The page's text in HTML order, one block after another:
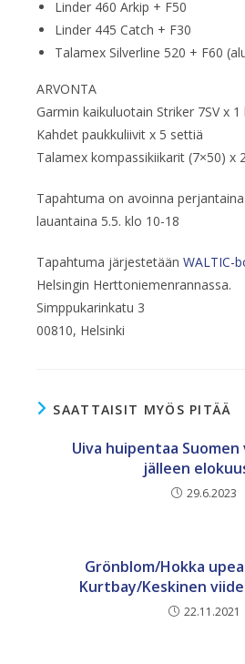
Linder 460 Arkip + F50
Linder 445 Catch + F30
Talamex Silverline 520 + F60
ARVONTA
Garmin kaikuluotain Striker 7SV x 1
Kahdet paukkuliivit x 5 settiä
Talamex kompassikiikarit (7×50) x
Tapahtuma on avoinna
lauantaina 5.5. klo 10-18
Tapahtuma järjestetään WALTIC-
Helsingin Herttoniemenrannassa.
Simppukarinkatu 3
00810, Helsinki
SAATTAISIT MYÖS PITÄÄ
Uiva huipentaa
jälleen
29.6.2023
Grönblom/Hokka
Kurtbay/Keskinen
22.11.2021